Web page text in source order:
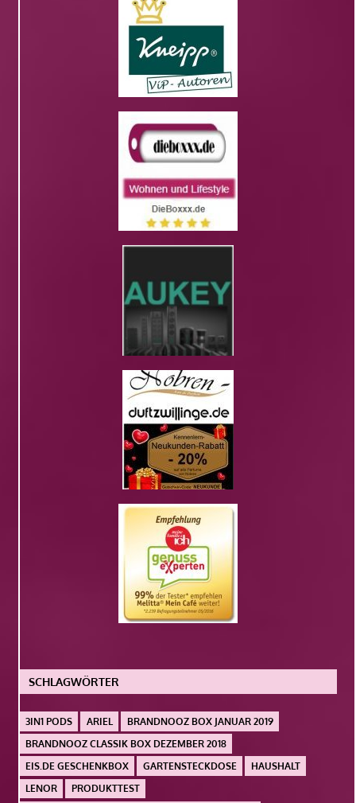
SCHLAGWÖRTER
3IN1 PODS ARIEL
BRANDNOOZ BOX JANUAR 2019
BRANDNOOZ CLASSIK BOX DEZEMBER 2018
EIS.DE GESCHENKBOX
GARTENSTECKDOSE
HAUSHALT
LENOR
PRODUKTTEST